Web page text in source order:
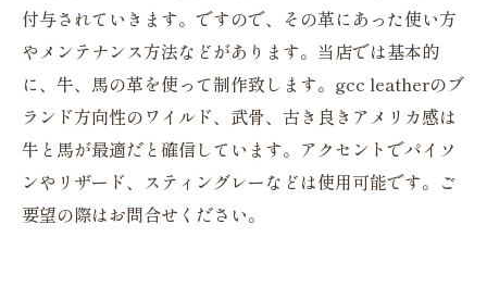
付与されていきます。ですので、その革にあった使い方
やメンテナンス方法などがあります。当店では基本的
に、牛、馬の革を使って制作致します。gcc leatherのブ
ランド方向性のワイルド、武骨、古き良きアメリカ感は
牛と馬が最適だと確信しています。アクセントでパイソ
ンやリザード、スティングレーなどは使用可能です。ご
要望の際はお問合せください。